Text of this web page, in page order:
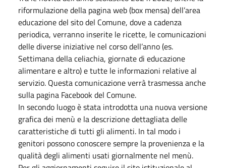
riformulazione della pagina web (box mensa) dell’area
educazione del sito del Comune, dove a cadenza
periodica, verranno inserite le ricette, le comunicazioni
delle diverse iniziative nel corso dell’anno (es.
Settimana della celiachia, giornate di educazione
alimentare e altro) e tutte le informazioni relative al
servizio. Questa comunicazione verrà trasmessa anche
sulla pagina Facebook del Comune.
In secondo luogo è stata introdotta una nuova versione
grafica dei menù e la descrizione dettagliata delle
caratteristiche di tutti gli alimenti. In tal modo i
genitori possono conoscere sempre la provenienza e la
qualità degli alimenti usati giornalmente nel menù.